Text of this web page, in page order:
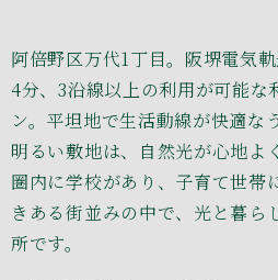
阿倍野区万代1丁目。阪堺電気
4分、3沿線以上の利用が可能な
ン。平坦地で生活動線が快適な
明るい敷地は、自然光が心地よ
圏内に学校があり、子育て世帯
きある街並みの中で、光と暮ら
所です。